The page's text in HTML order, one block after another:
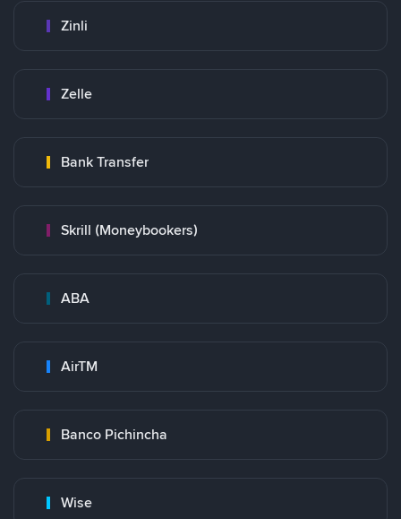
Zinli
Zelle
Bank Transfer
Skrill (Moneybookers)
ABA
AirTM
Banco Pichincha
Wise